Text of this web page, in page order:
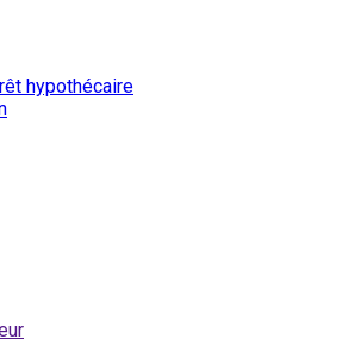
hypothécaire